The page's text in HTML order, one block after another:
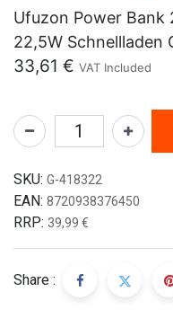
Ufuzon Power Bank
22,5W Schnellladen
33,61 € VAT Included
SKU: G-418322
EAN: 8720938376450
RRP: 39,99 €
Share :